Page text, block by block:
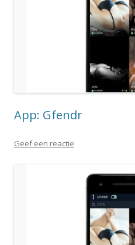
App: Gfendr
Geef een reactie